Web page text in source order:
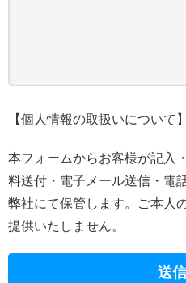
【個人情報の取扱いについて】
本フォームからお客様が記入
料送付・電子メール送信・電
弊社にて保管します。ご本人
提供いたしません。